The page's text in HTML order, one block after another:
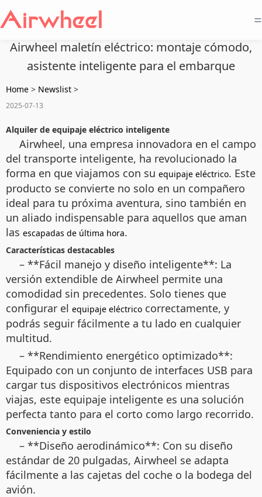
=
Airwheel maletín eléctrico: montaje cómodo,
asistente inteligente para el embarque
Home > Newslist >
2025-07-13
Alquiler de equipaje eléctrico inteligente
Airwheel, una empresa innovadora en el campo
del transporte inteligente, ha revolucionado la
forma en que viajamos con su equipaje eléctrico. Este
producto se convierte no solo en un compañero
ideal para tu próxima aventura, sino también en
un aliado indispensable para aquellos que aman
las escapadas de última hora.
Características destacables
– **Fácil manejo y diseño inteligente**: La
versión extendible de Airwheel permite una
comodidad sin precedentes. Solo tienes que
configurar el equipaje eléctrico correctamente, y
podrás seguir fácilmente a tu lado en cualquier
multitud.
– **Rendimiento energético optimizado**:
Equipado con un conjunto de interfaces USB para
cargar tus dispositivos electrónicos mientras
viajas, este equipaje inteligente es una solución
perfecta tanto para el corto como largo recorrido.
Conveniencia y estilo
– **Diseño aerodinámico**: Con su diseño
estándar de 20 pulgadas, Airwheel se adapta
fácilmente a las cajetas del coche o la bodega del
avión.